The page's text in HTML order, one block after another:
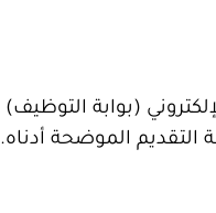
التقديم الموضحة أدناه.